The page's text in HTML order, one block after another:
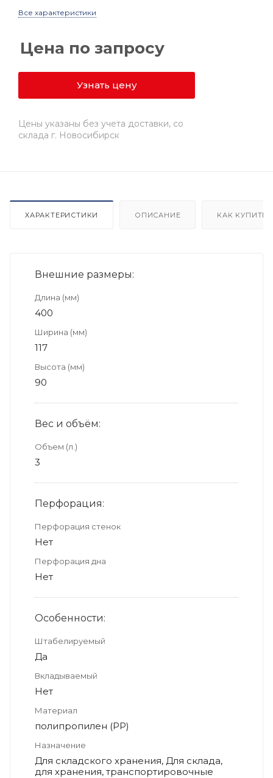
Все характеристики
Цена по запросу
Узнать цену
Цены указаны без учета доставки, со
склада г. Новосибирск
ХАРАКТЕРИСТИКИ ОПИСАНИЕ КАК КУПИТЬ
Внешние размеры:
Длина (мм)
400
Ширина (мм)
117
Высота (мм)
90
Вес и объём:
Объем (л.)
3
Перфорация:
Перфорация стенок
Нет
Перфорация дна
Нет
Особенности:
Штабелируемый
Да
Вкладываемый
Нет
Материал
полипропилен (PP)
Назначение
Для складского хранения, Для склада,
для хранения, транспортировочные